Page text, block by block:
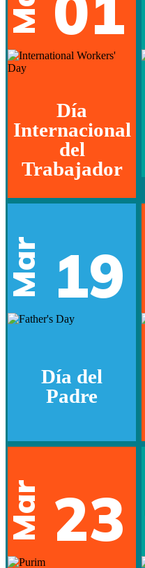
Día
Internacional
del
Trabajador
Mar 19
Día del
Padre
Mar 23